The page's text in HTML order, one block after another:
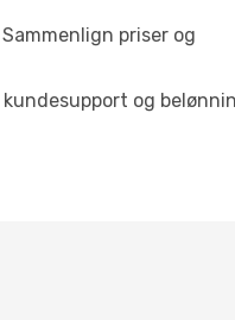
priser og
og